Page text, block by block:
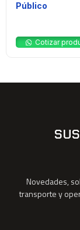
Público
Cotizar
Novedades,
transporte y